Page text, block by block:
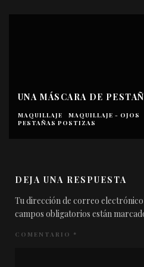
UNA MÁSCARA DE
MAQUILLAJE MAQUILLAJE - OJOS
PESTAÑAS POSTIZAS
DEJA UNA RESPUESTA
Tu dirección de correo
campos obligatorios están
COMENTARIO *